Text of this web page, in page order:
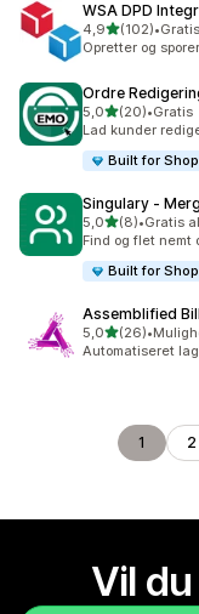
WSA DPD
4,9ud af 5 stjerner
(102)
102 anmeldelser
•
Opretter og
Ordre
5,0ud af 5 stjerner
(20)
20 anmeldelser i
•Gratis
Lad kunder
Built for
Singulary ‑
5,0ud af 5
(8)
8 anmeldelser i
•Gratis
Find og flet nemt
Built for
Assemblified
5,0ud af 5
(26)
26 anmeldelser i
•
Automatiseret
1 2
Vil